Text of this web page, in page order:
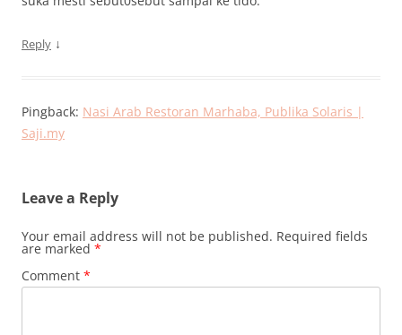
Reply ↓
Pingback: Nasi Arab Restoran Marhaba, Publika Solaris |
Saji.my
Leave a Reply
Your email address will not be published. Required fields
are marked *
Comment *